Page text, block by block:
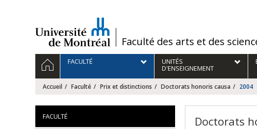
/Faculté des arts et des
Navigation
principale
ACCUEILFACULTÉ UNITÉS
D'ENSEIGNEMENT
Accueil Faculté Prix et distinctions Doctorats honoris causa 2004
Doctorats
FACULTÉ